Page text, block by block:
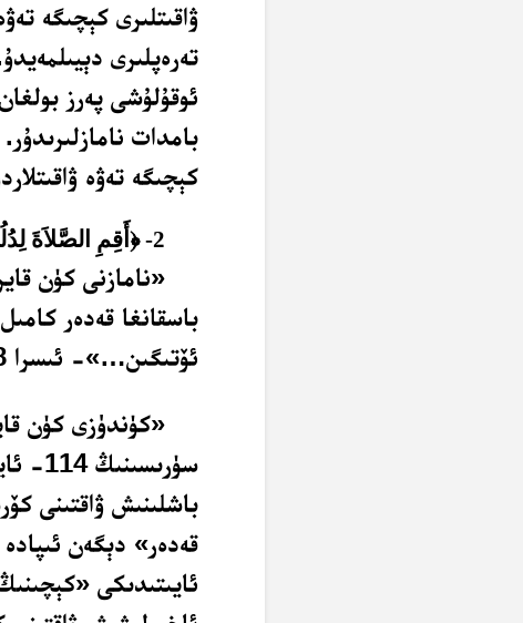
ۋاقىتلىرى كېچىگە
تەرەپلىرى
ئوقۇلۇشى پەرز
بامدات
كېچىگە تەۋە
2- ﴿أَقِمِ الصَّلاَةَ
«نامازنى كۈن
باسقانغا قەدەر
ئۆتىگىن…»- ئىسرا 17/78.
«كۈندۈزى كۈن
باشلىنىش ۋاقتىنى
ئايىتىدىكى